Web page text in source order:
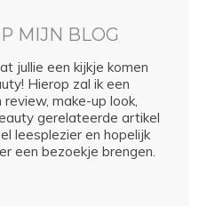
MIJN BLOG
jullie een kijkje komen
Hierop zal ik een
make-up look,
gerelateerde artikel
leesplezier en hopelijk
een bezoekje brengen.